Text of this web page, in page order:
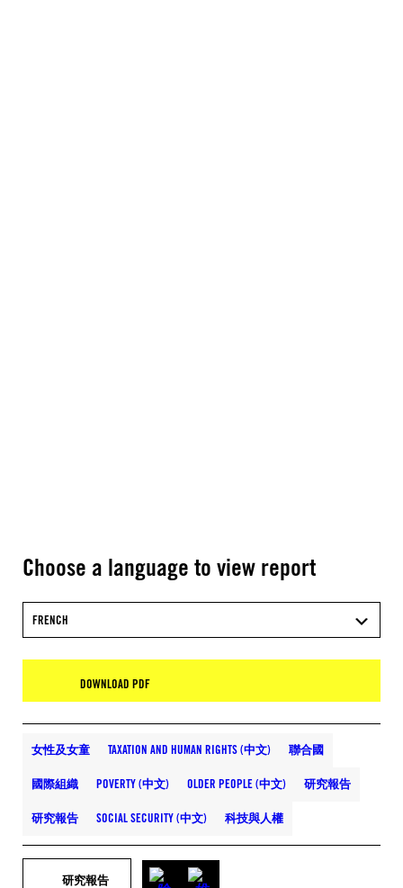
Choose a language to view report
FRENCH
DOWNLOAD PDF
女性及女童 TAXATION AND HUMAN RIGHTS (中文) 聯合國
國際組織 POVERTY (中文) OLDER PEOPLE (中文) 研究報告
研究報告 SOCIAL SECURITY (中文) 科技與人權
研究報告